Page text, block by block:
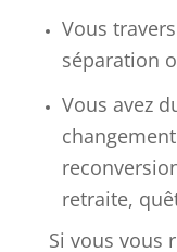
Vous
séparation
Vous avez
retraite,
Si vous vous